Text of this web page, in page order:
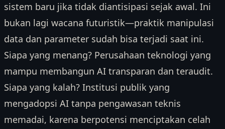
sistem baru jika tidak diantisipasi sejak awal. Ini
bukan lagi wacana futuristik—praktik manipulasi
data dan parameter sudah bisa terjadi saat ini.
Siapa yang menang? Perusahaan teknologi yang
mampu membangun AI transparan dan teraudit.
Siapa yang kalah? Institusi publik yang
mengadopsi AI tanpa pengawasan teknis
memadai, karena berpotensi menciptakan celah